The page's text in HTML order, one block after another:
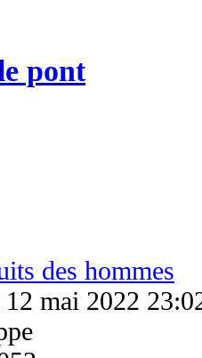
pont
des hommes
mai 2022